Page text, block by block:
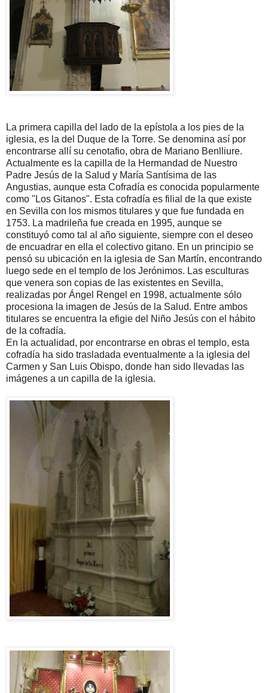
La primera capilla del lado de la epístola a los pies de la
iglesia, es la del Duque de la Torre. Se denomina así por
encontrarse allí su cenotafio, obra de Mariano Benlliure.
Actualmente es la capilla de la Hermandad de Nuestro
Padre Jesús de la Salud y María Santísima de las
Angustias, aunque esta Cofradía es conocida popularmente
como "Los Gitanos". Esta cofradía es filial de la que existe
en Sevilla con los mismos titulares y que fue fundada en
1753. La madrileña fue creada en 1995, aunque se
constituyó como tal al año siguiente, siempre con el deseo
de encuadrar en ella el colectivo gitano. En un principio se
pensó su ubicación en la iglesia de San Martín, encontrando
luego sede en el templo de los Jerónimos. Las esculturas
que venera son copias de las existentes en Sevilla,
realizadas por Ángel Rengel en 1998, actualmente sólo
procesiona la imagen de Jesús de la Salud. Entre ambos
titulares se encuentra la efigie del Niño Jesús con el hábito
de la cofradía.
En la actualidad, por encontrarse en obras el templo, esta
cofradía ha sido trasladada eventualmente a la iglesia del
Carmen y San Luis Obispo, donde han sido llevadas las
imágenes a un capilla de la iglesia.